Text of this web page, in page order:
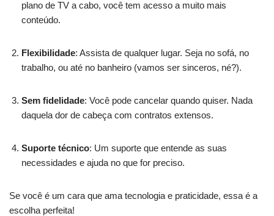
plano de TV a cabo, você tem acesso a muito mais
conteúdo.
Flexibilidade: Assista de qualquer lugar. Seja no sofá, no
trabalho, ou até no banheiro (vamos ser sinceros, né?).
Sem fidelidade: Você pode cancelar quando quiser. Nada
daquela dor de cabeça com contratos extensos.
Suporte técnico: Um suporte que entende as suas
necessidades e ajuda no que for preciso.
Se você é um cara que ama tecnologia e praticidade, essa é a
escolha perfeita!